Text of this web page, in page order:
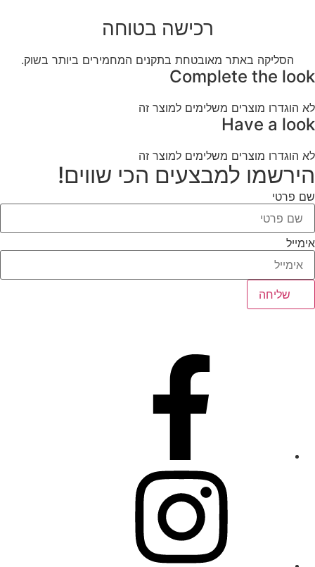
רכישה בטוחה
הסליקה באתר מאובטחת בתקנים המחמירים ביותר בשוק.
Complete the look
לא הוגדרו מוצרים משלימים למוצר זה
Have a look
לא הוגדרו מוצרים משלימים למוצר זה
הירשמו למבצעים הכי שווים!
שם פרטי
אימייל
שליחה